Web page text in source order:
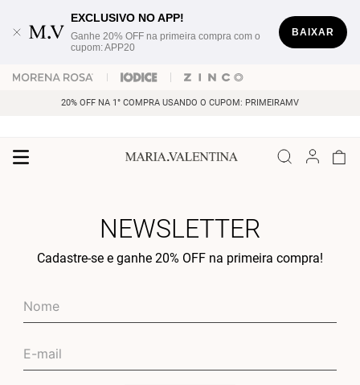
EXCLUSIVO NO APP!
Ganhe 20% OFF na primeira compra com o
cupom: APP20
BAIXAR
20% OFF NA 1° COMPRA USANDO O CUPOM: PRIMEIRAMV
NEWSLETTER
Cadastre-se e ganhe 20% OFF na primeira compra!